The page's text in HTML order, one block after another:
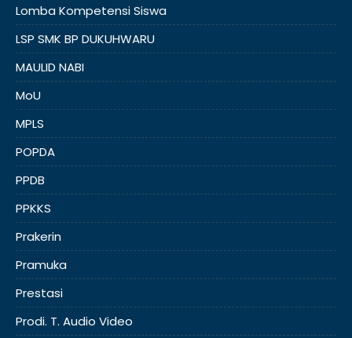
Lomba Kompetensi Siswa
LSP SMK BP DUKUHWARU
MAULID NABI
MoU
MPLS
POPDA
PPDB
PPKKS
Prakerin
Pramuka
Prestasi
Prodi. T. Audio Video